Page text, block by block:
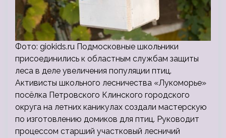
Фото: giokids.ru Подмосковные школьники
присоединились к областным службам защиты
леса в деле увеличения популяции птиц.
Активисты школьного лесничества «Лукоморье»
посёлка Петровского Клинского городского
округа на летних каникулах создали мастерскую
по изготовлению домиков для птиц. Руководит
процессом старший участковый лесничий